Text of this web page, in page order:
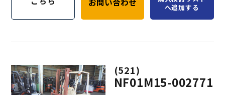
へ追加する
(521)
NF01M15-002771